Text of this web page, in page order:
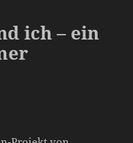
ich – ein